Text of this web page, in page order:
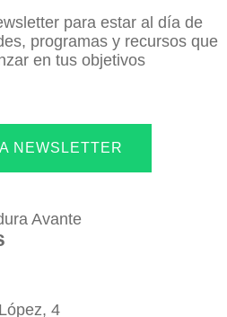
para estar al día de
programas y recursos que
en tus objetivos
NEWSLETTER
4